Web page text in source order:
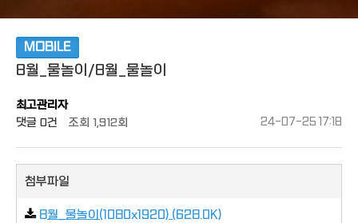
MOBILE
8월_물놀이/8월_물놀이
최고관리자
댓글 0건 조회 1,912회 24-07-25 17:18
첨부파일
8월_물놀이(1080x1920) (628.0K)